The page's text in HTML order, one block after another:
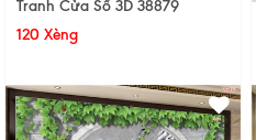
Tranh Cửa Sổ 3D 38879
120 Xèng